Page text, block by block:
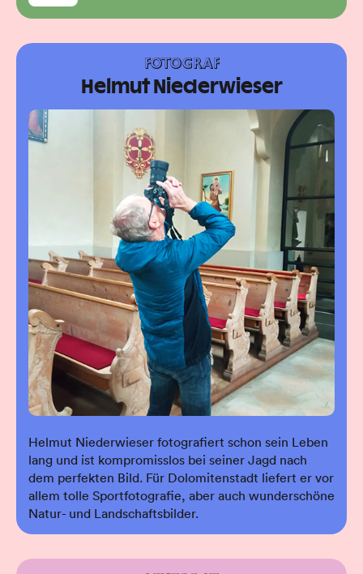
FOTOGRAF
Helmut Niederwieser
Helmut Niederwieser fotografiert schon sein Leben
lang und ist kompromisslos bei seiner Jagd nach
dem perfekten Bild. Für Dolomitenstadt liefert er vor
allem tolle Sportfotografie, aber auch wunderschöne
Natur- und Landschaftsbilder.